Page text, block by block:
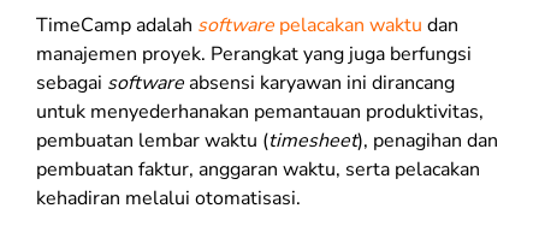
TimeCamp adalah software pelacakan waktu dan
manajemen proyek. Perangkat yang juga berfungsi
sebagai softwareabsensi karyawan ini dirancang
untuk menyederhanakan pemantauan produktivitas,
pembuatan lembar waktu (timesheet), penagihan dan
pembuatan faktur, anggaran waktu, serta pelacakan
kehadiran melalui otomatisasi.